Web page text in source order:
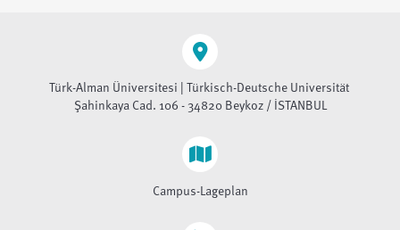
Türk-Alman Üniversitesi | Türkisch-Deutsche Universität
Şahinkaya Cad. 106 - 34820 Beykoz / İSTANBUL
Campus-Lageplan